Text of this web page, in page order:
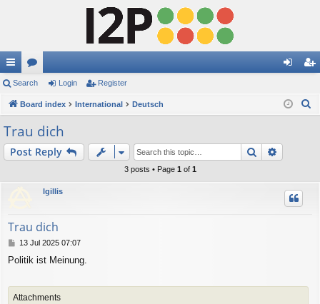
ui
ck
lin
ks
or
u
s
in ist
Search Login Register
Board index International Deutsch
h
Trau dich
Post Reply Search
3 posts • Page 1 of 1
lgillis
Trau dich
P
s
13 Jul 2025 07:07
Politik ist Meinung.
Attachments